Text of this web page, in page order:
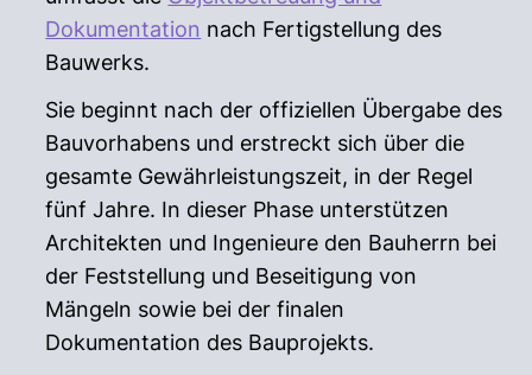
Dokumentation nach Fertigstellung des
Bauwerks.
Sie beginnt nach der offiziellen Übergabe des
Bauvorhabens und erstreckt sich über die
gesamte Gewährleistungszeit, in der Regel
fünf Jahre. In dieser Phase unterstützen
Architekten und Ingenieure den Bauherrn bei
der Feststellung und Beseitigung von
Mängeln sowie bei der finalen
Dokumentation des Bauprojekts.